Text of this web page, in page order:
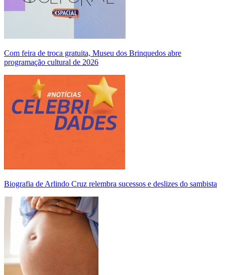
Com feira de troca gratuita, Museu dos Brinquedos abre
programação cultural de 2026
Biografia de Arlindo Cruz relembra sucessos e deslizes do sambista